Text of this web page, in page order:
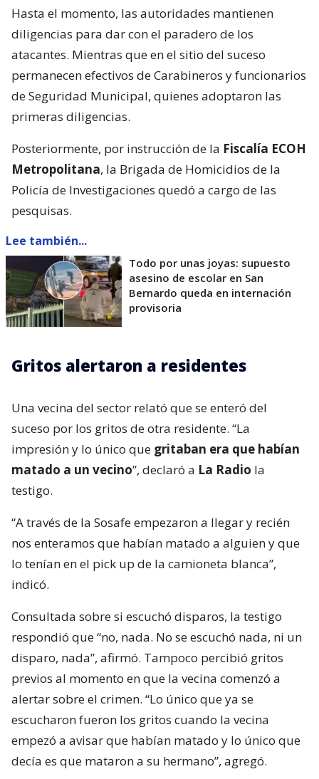
Hasta el momento, las autoridades mantienen
diligencias para dar con el paradero de los
atacantes. Mientras que en el sitio del suceso
permanecen efectivos de Carabineros y funcionarios
de Seguridad Municipal, quienes adoptaron las
primeras diligencias.
Posteriormente, por instrucción de la Fiscalía ECOH
Metropolitana, la Brigada de Homicidios de la
Policía de Investigaciones quedó a cargo de las
pesquisas.
Lee también...
Todo por unas joyas: supuesto
asesino de escolar en San
Bernardo queda en internación
provisoria
Gritos alertaron a residentes
Una vecina del sector relató que se enteró del
suceso por los gritos de otra residente. “La
impresión y lo único que gritaban era que habían
matado a un vecino”, declaró a La Radio la
testigo.
“A través de la Sosafe empezaron a llegar y recién
nos enteramos que habían matado a alguien y que
lo tenían en el pick up de la camioneta blanca”,
indicó.
Consultada sobre si escuchó disparos, la testigo
respondió que “no, nada. No se escuchó nada, ni un
disparo, nada”, afirmó. Tampoco percibió gritos
previos al momento en que la vecina comenzó a
alertar sobre el crimen. “Lo único que ya se
escucharon fueron los gritos cuando la vecina
empezó a avisar que habían matado y lo único que
decía es que mataron a su hermano”, agregó.